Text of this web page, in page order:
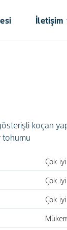
İletişim
koçan
tohumu
Çok iyi
Çok iyi
Çok iyi